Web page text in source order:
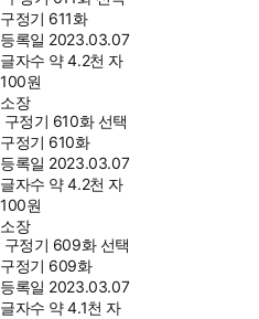
구정기 611화
등록일 2023.03.07
글자수 약 4.2천 자
100원
소장
구정기 610화 선택
구정기 610화
등록일 2023.03.07
글자수 약 4.2천 자
100원
소장
구정기 609화 선택
구정기 609화
등록일 2023.03.07
글자수 약 4.1천 자